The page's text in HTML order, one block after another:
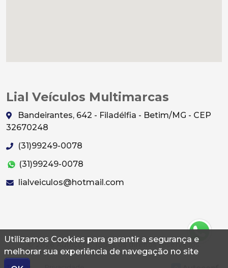
Utilizamos Cookies para garantir a segurança e
melhorar sua experiência de navegação no site
Lial Veículos Multimarcas
Bandeirantes, 642 - Filadélfia - Betim/MG - CEP
32670248
(31)99249-0078
(31)99249-0078
lialveiculos@hotmail.com
© 2026 Autoconf. Todos os direitos reservados.